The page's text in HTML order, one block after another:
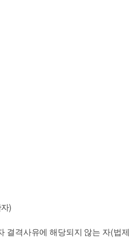
)
결격사유에 해당되지 않는 자(법제